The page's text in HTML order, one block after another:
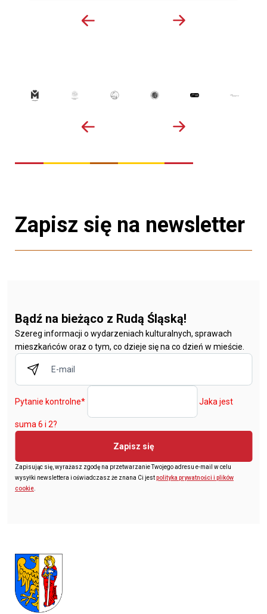
Zapisz się na newsletter
Bądź na bieżąco z Rudą Śląską!
Szereg informacji o wydarzeniach kulturalnych, sprawach
mieszkańców oraz o tym, co dzieje się na co dzień w mieście.
Pytanie kontrolne* Jaka jest
suma 6 i 2?
Zapisz się
Zapisując się, wyrażasz zgodę na przetwarzanie Twojego adresu e-mail w celu
wysyłki newslettera i oświadczasz że znana Ci jestpolityka prywatności i plików
cookie